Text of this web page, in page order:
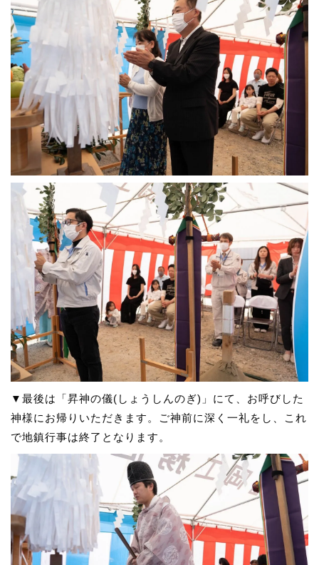
▼最後は「昇神の儀(しょうしんのぎ)」にて、お呼びした
神様にお帰りいただきます。ご神前に深く一礼をし、これ
で地鎮行事は終了となります。